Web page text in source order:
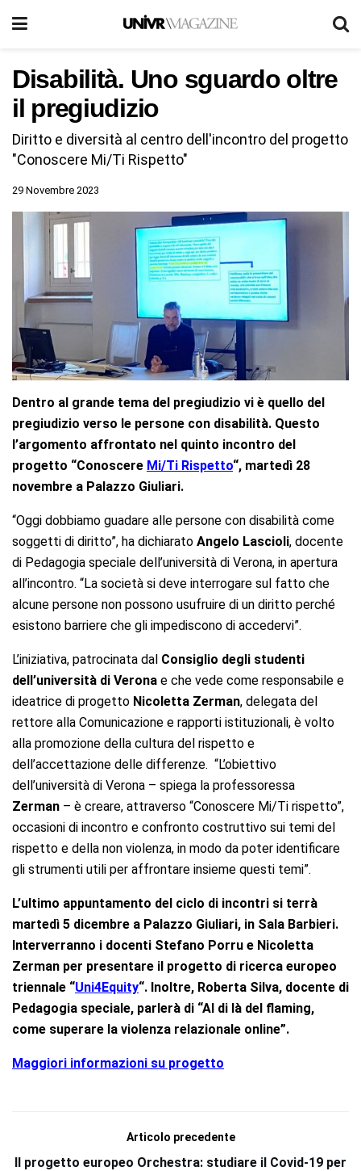
Disabilità. Uno sguardo oltre
il pregiudizio
Diritto e diversità al centro dell'incontro del progetto
"Conoscere Mi/Ti Rispetto"
29 Novembre 2023
Dentro al grande tema del pregiudizio vi è quello del
pregiudizio verso le persone con disabilità. Questo
l’argomento affrontato nel quinto incontro del
progetto “Conoscere Mi/Ti Rispetto“, martedì 28
novembre a Palazzo Giuliari.
“Oggi dobbiamo guadare alle persone con disabilità come
soggetti di diritto”, ha dichiarato Angelo Lascioli, docente
di Pedagogia speciale dell’università di Verona, in apertura
all’incontro. “La società si deve interrogare sul fatto che
alcune persone non possono usufruire di un diritto perché
esistono barriere che gli impediscono di accedervi”.
L’iniziativa, patrocinata dal Consiglio degli studenti
dell’università di Verona e che vede come responsabile e
ideatrice di progetto Nicoletta Zerman, delegata del
rettore alla Comunicazione e rapporti istituzionali, è volto
alla promozione della cultura del rispetto e
dell’accettazione delle differenze. “L’obiettivo
dell’università di Verona – spiega la professoressa
Zerman – è creare, attraverso “Conoscere Mi/Ti rispetto”,
occasioni di incontro e confronto costruttivo sui temi del
rispetto e della non violenza, in modo da poter identificare
gli strumenti utili per affrontare insieme questi temi”.
L’ultimo appuntamento del ciclo di incontri si terrà
martedì 5 dicembre a Palazzo Giuliari, in Sala Barbieri.
Interverranno i docenti Stefano Porru e Nicoletta
Zerman per presentare il progetto di ricerca europeo
triennale “Uni4Equity“. Inoltre, Roberta Silva, docente di
Pedagogia speciale, parlerà di “Al di là del flaming,
come superare la violenza relazionale online”.
Maggiori informazioni su progetto
Articolo precedente
Il progetto europeo Orchestra: studiare il Covid-19 per